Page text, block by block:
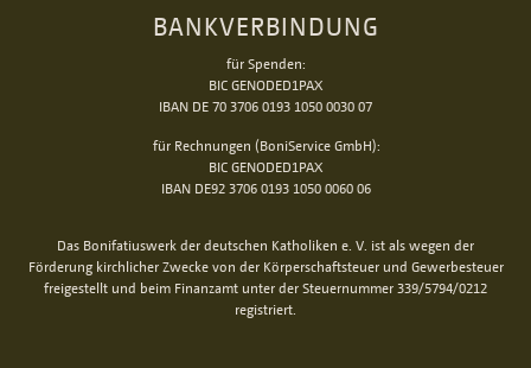
BANKVERBINDUNG
für Spenden:
BIC GENODED1PAX
IBAN DE 70 3706 0193 1050 0030 07
für Rechnungen (BoniService GmbH):
BIC GENODED1PAX
IBAN DE92 3706 0193 1050 0060 06
Das Bonifatiuswerk der deutschen Katholiken e. V. ist als wegen der
Förderung kirchlicher Zwecke von der Körperschaftsteuer und Gewerbesteuer
freigestellt und beim Finanzamt unter der Steuernummer 339/5794/0212
registriert.